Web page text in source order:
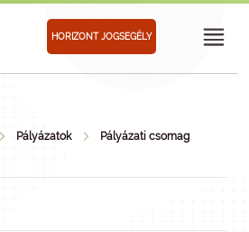
HORIZONT JOGSEGÉLY
Pályázatok Pályázati csomag